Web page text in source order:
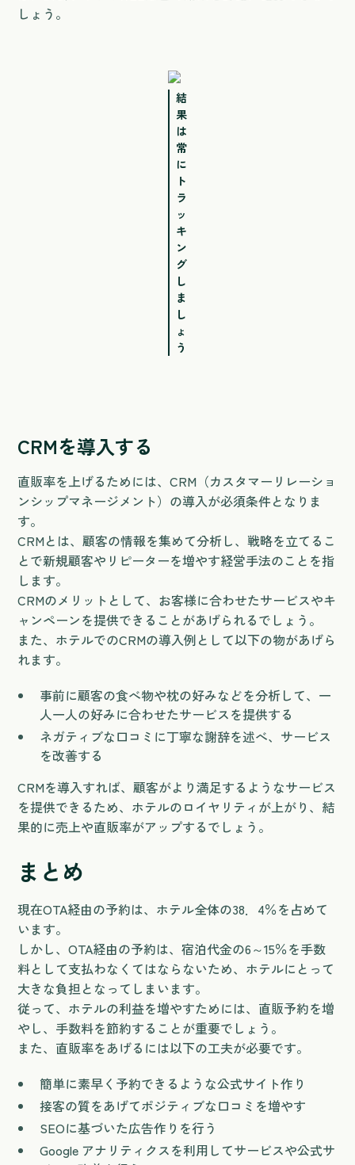
しょう。
結
果
は
常
に
ト
ラ
ッ
キ
ン
グ
し
ま
し
ょ
う
CRMを導入する
直販率を上げるためには、CRM（カスタマーリレーショ
ンシップマネージメント）の導入が必須条件となりま
す。
CRMとは、顧客の情報を集めて分析し、戦略を立てるこ
とで新規顧客やリピーターを増やす経営手法のことを指
します。
CRMのメリットとして、お客様に合わせたサービスやキ
ャンペーンを提供できることがあげられるでしょう。
また、ホテルでのCRMの導入例として以下の物があげら
れます。
事前に顧客の食べ物や枕の好みなどを分析して、一
人一人の好みに合わせたサービスを提供する
ネガティブな口コミに丁寧な謝辞を述べ、サービス
を改善する
CRMを導入すれば、顧客がより満足するようなサービス
を提供できるため、ホテルのロイヤリティが上がり、結
果的に売上や直販率がアップするでしょう。
まとめ
現在OTA経由の予約は、ホテル全体の38．4％を占めて
います。
しかし、OTA経由の予約は、宿泊代金の6～15％を手数
料として支払わなくてはならないため、ホテルにとって
大きな負担となってしまいます。
従って、ホテルの利益を増やすためには、直販予約を増
やし、手数料を節約することが重要でしょう。
また、直販率をあげるには以下の工夫が必要です。
簡単に素早く予約できるような公式サイト作り
接客の質をあげてポジティブな口コミを増やす
SEOに基づいた広告作りを行う
Google アナリティクスを利用してサービスや公式サ